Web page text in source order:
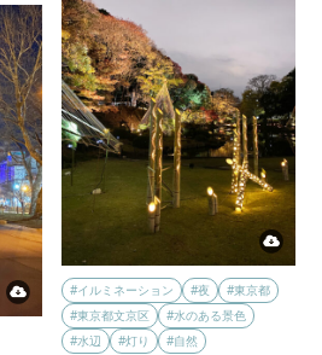
#イルミネーション #夜
#東京都
#東京都文京区
#水のある景色
#水辺
#灯り #自然